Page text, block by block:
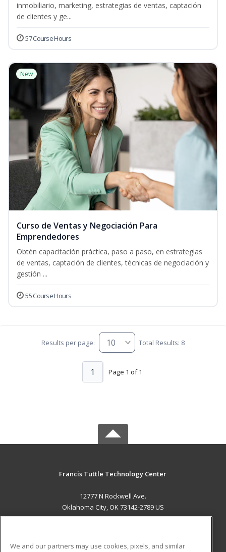
inmobiliario, marketing, estrategias de ventas, captación
de clientes y ge...
57 Course Hours
New
Curso de Ventas y Negociación Para
Emprendedores
Obtén capacitación práctica, paso a paso, en estrategias
de ventas, captación de clientes, técnicas de negociación y
gestión ...
55 Course Hours
Results per page: Total Results: 8
Page 1 of 1
1
Francis Tuttle Technology Center
12777 N Rockwell Ave.
Oklahoma City, OK 73142-2789 US
We and our partners may use cookies, pixels, and similar